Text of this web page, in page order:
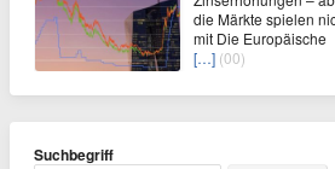
die Märkte spielen
mit Die Europäische
[…] (00)
Suchbegriff